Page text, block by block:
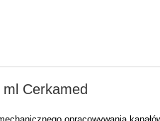
Cerkamed